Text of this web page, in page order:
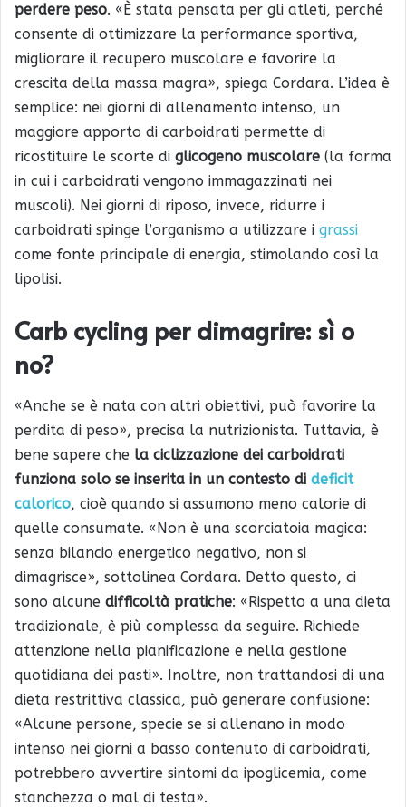
perdere peso. «È stata pensata per gli atleti, perché
consente di ottimizzare la performance sportiva,
migliorare il recupero muscolare e favorire la
crescita della massa magra», spiega Cordara. L’idea è
semplice: nei giorni di allenamento intenso, un
maggiore apporto di carboidrati permette di
ricostituire le scorte di glicogeno muscolare (la forma
in cui i carboidrati vengono immagazzinati nei
muscoli). Nei giorni di riposo, invece, ridurre i
carboidrati spinge l’organismo a utilizzare i grassi
come fonte principale di energia, stimolando così la
lipolisi.
Carb cycling per dimagrire: sì o
no?
«Anche se è nata con altri obiettivi, può favorire la
perdita di peso», precisa la nutrizionista. Tuttavia, è
bene sapere che la ciclizzazione dei carboidrati
funziona solo se inserita in un contesto di deficit
calorico, cioè quando si assumono meno calorie di
quelle consumate. «Non è una scorciatoia magica:
senza bilancio energetico negativo, non si
dimagrisce», sottolinea Cordara. Detto questo, ci
sono alcune difficoltà pratiche: «Rispetto a una dieta
tradizionale, è più complessa da seguire. Richiede
attenzione nella pianificazione e nella gestione
quotidiana dei pasti». Inoltre, non trattandosi di una
dieta restrittiva classica, può generare confusione:
«Alcune persone, specie se si allenano in modo
intenso nei giorni a basso contenuto di carboidrati,
potrebbero avvertire sintomi da ipoglicemia, come
stanchezza o mal di testa».